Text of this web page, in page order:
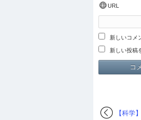
URL
新しいコメ
新しい投稿
【科学